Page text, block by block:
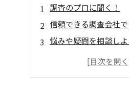
調査のプロに聞く！
信頼できる調査会社
悩みや疑問を相談しよ
無料で相談できるのは